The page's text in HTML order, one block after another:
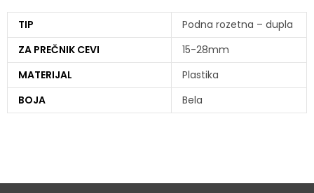
TIP
Podna rozetna – dupla
ZA PREČNIK CEVI
15-28mm
MATERIJAL
Plastika
BOJA
Bela